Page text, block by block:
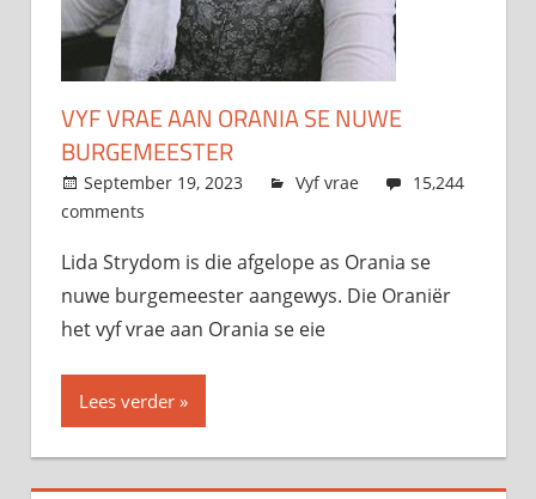
VYF VRAE AAN ORANIA SE NUWE
BURGEMEESTER
September 19, 2023 admin
Vyf vrae
15,244
comments
Lida Strydom is die afgelope as Orania se
nuwe burgemeester aangewys. Die Oraniër
het vyf vrae aan Orania se eie
Lees verder